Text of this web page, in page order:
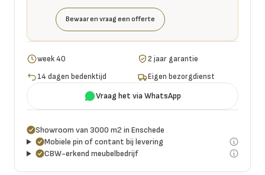
Bewaar en vraag een offerte
week 40
2 jaar garantie
14 dagen bedenktijd
Eigen bezorgdienst
Vraag het via WhatsApp
Showroom van 3000 m2 in Enschede
Mobiele pin of contant bij levering
CBW-erkend meubelbedrijf